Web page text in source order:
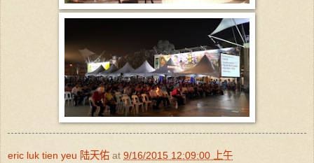
eric luk tien yeu 陆天佑 at 9/16/2015 12:09:00 上午